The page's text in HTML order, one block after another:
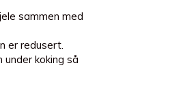
sammen med
er redusert.
under koking så